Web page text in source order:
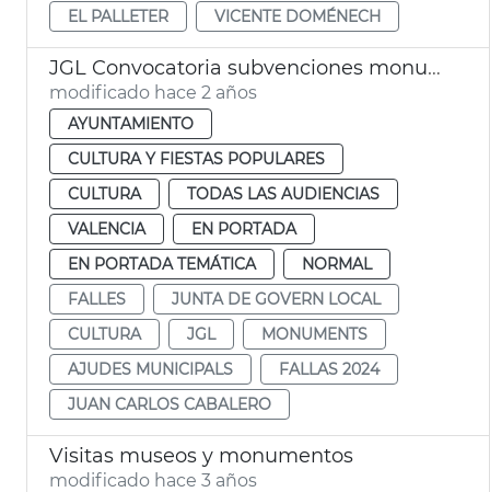
EL PALLETER
VICENTE DOMÉNECH
JGL Convocatoria subvenciones monumentos falleros 2024
modificado hace 2 años
AYUNTAMIENTO
CULTURA Y FIESTAS POPULARES
CULTURA
TODAS LAS AUDIENCIAS
VALENCIA
EN PORTADA
EN PORTADA TEMÁTICA
NORMAL
FALLES
JUNTA DE GOVERN LOCAL
CULTURA
JGL
MONUMENTS
AJUDES MUNICIPALS
FALLAS 2024
JUAN CARLOS CABALERO
Visitas museos y monumentos
modificado hace 3 años